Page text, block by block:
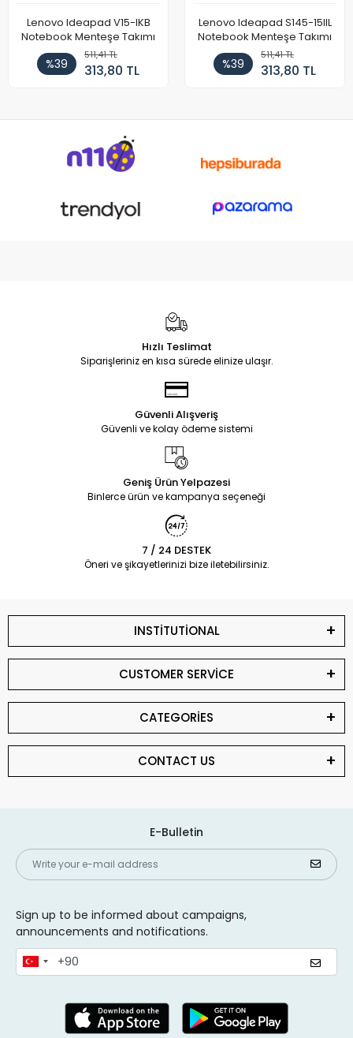
Lenovo Ideapad V15-IKB
Notebook Menteşe Takımı
%39
511,41 TL
313,80 TL
Lenovo Ideapad S145-15IIL
Notebook Menteşe Takımı
%39
511,41 TL
313,80 TL
Hızlı Teslimat
Siparişleriniz en kısa sürede elinize ulaşır.
Güvenli Alışveriş
Güvenli ve kolay ödeme sistemi
Geniş Ürün Yelpazesi
Binlerce ürün ve kampanya seçeneği
7 / 24 DESTEK
Öneri ve şikayetlerinizi bize iletebilirsiniz.
INSTİTUTİONAL
CUSTOMER SERVİCE
CATEGORİES
CONTACT US
E-Bulletin
Sign up to be informed about campaigns,
announcements and notifications.